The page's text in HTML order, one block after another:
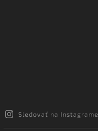
Sledovať na Instagrame